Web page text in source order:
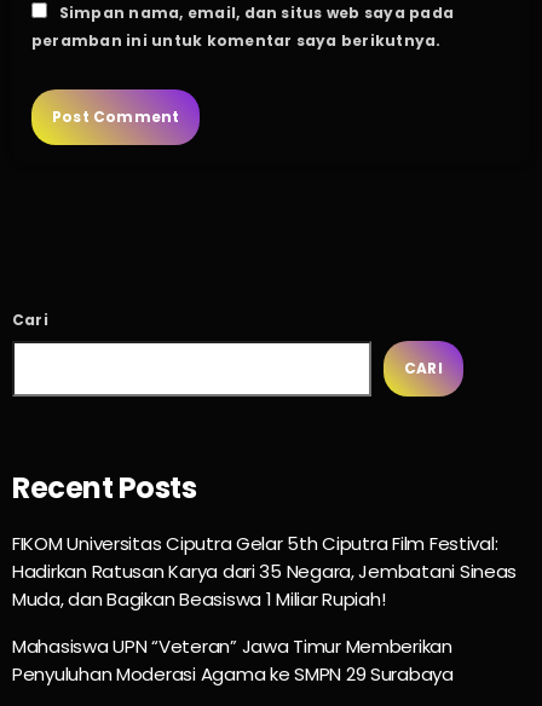
Simpan nama, email, dan situs web saya pada
peramban ini untuk komentar saya berikutnya.
Cari
CARI
Recent Posts
FIKOM Universitas Ciputra Gelar 5th Ciputra Film Festival:
Hadirkan Ratusan Karya dari 35 Negara, Jembatani Sineas
Muda, dan Bagikan Beasiswa 1 Miliar Rupiah!
Mahasiswa UPN “Veteran” Jawa Timur Memberikan
Penyuluhan Moderasi Agama ke SMPN 29 Surabaya